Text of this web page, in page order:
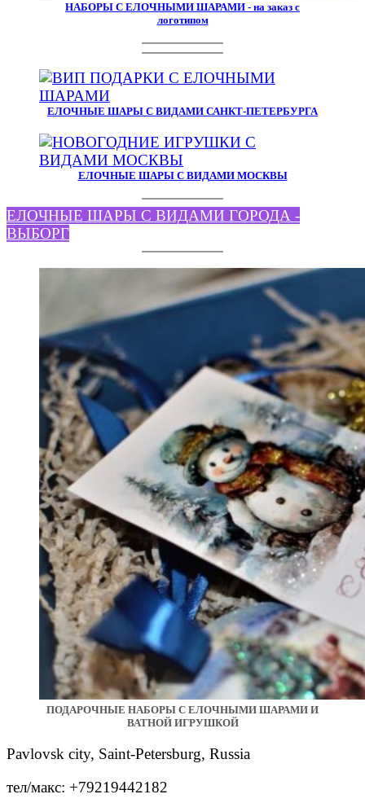
НАБОРЫ С ЕЛОЧНЫМИ ШАРАМИ - на заказ с
логотипом
ЕЛОЧНЫЕ ШАРЫ С ВИДАМИ САНКТ-ПЕТЕРБУРГА
ЕЛОЧНЫЕ ШАРЫ С ВИДАМИ МОСКВЫ
ЕЛОЧНЫЕ ШАРЫ С ВИДАМИ ГОРОДА -
ВЫБОРГ
ПОДАРОЧНЫЕ НАБОРЫ С ЕЛОЧНЫМИ ШАРАМИ И
ВАТНОЙ ИГРУШКОЙ
Pavlovsk city, Saint-Petersburg, Russia
тел/макс: +79219442182